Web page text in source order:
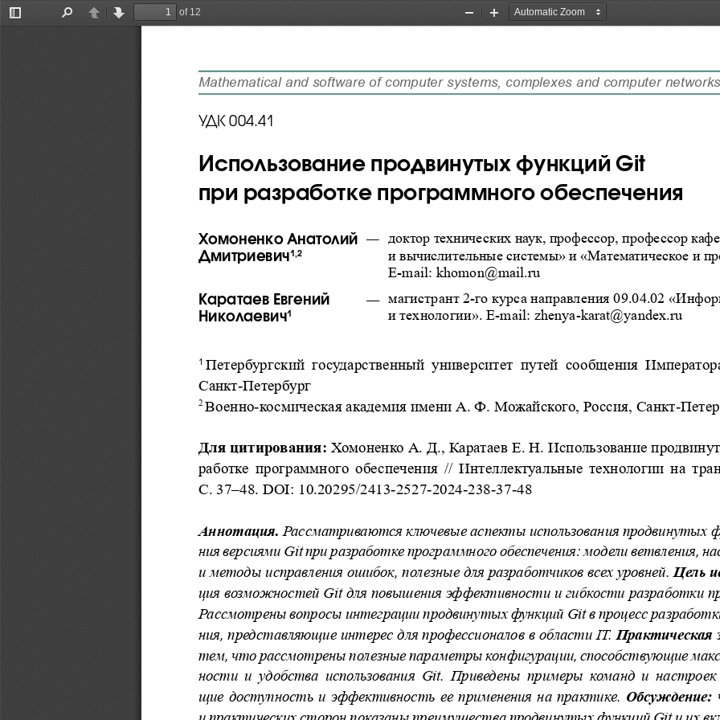
Toggle
PreviousNext
of 12
Zoom
Zoom
Mathematical and software of computer systems, complexes and computer networks
УДК 004.41
Использование продвинутых функций Git
при разработке программного обеспечения
Хомоненко Анатолий
Дмитриевич1,2
—
доктор технических наук, профессор, профессор
и вычислительные системы» и «Математическое и
E-mail: khomon@mail.ru
Каратаев Евгений
Николаевич1
—
магистрант 2-го курса направления 09.04.02
и технологии». E-mail: zhenya-karat@yandex.ru
1 Петербургский  государственный  университет  путей  сообщения
Санкт-Петербург
2 Военно-космическая академия имени А. Ф. Можайского, Россия, Санкт-
Для цитирования: Хомоненко А. Д., Каратаев Е. Н. Использование
работке программного обеспечения // Интеллектуальные технологии на
С. 37–48. DOI: 10.20295/2413-2527-2024-238-37-48
Аннотация. Рассматриваются ключевые аспекты использования продвинутых
ния версиями Git при разработке программного обеспечения: модели ветвления,
и методы исправления ошибок, полезные для разработчиков всех уровней. Цель
ция возможностей Git для повышения эффективности и гибкости разработки
Рассмотрены вопросы интеграции продвинутых функций Git в процесс
ния, представляющие интерес для профессионалов в области IT. Практическая
тем, что рассмотрены полезные параметры конфигурации, способствующие
ности  и  удобства  использования  Git.  Приведены  примеры  команд  и
щие  доступность  и  эффективность  ее  применения  на  практике. Обсуждение:
и практических сторон показаны преимущества продвинутых функций Git и их